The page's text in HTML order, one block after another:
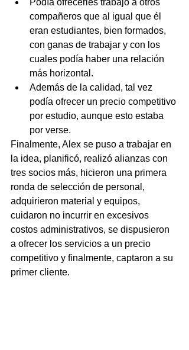
Podía ofrecerles trabajo a otros
compañeros que al igual que él
eran estudiantes, bien formados,
con ganas de trabajar y con los
cuales podía haber una relación
más horizontal.
Además de la calidad, tal vez
podía ofrecer un precio competitivo
por estudio, aunque esto estaba
por verse.
Finalmente, Alex se puso a trabajar en
la idea, planificó, realizó alianzas con
tres socios más, hicieron una primera
ronda de selección de personal,
adquirieron material y equipos,
cuidaron no incurrir en excesivos
costos administrativos, se dispusieron
a ofrecer los servicios a un precio
competitivo y finalmente, captaron a su
primer cliente.